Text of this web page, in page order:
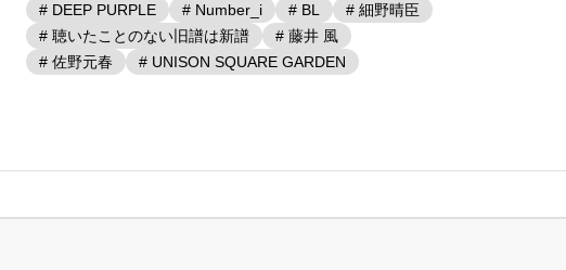
# DEEP PURPLE
# Number_i # BL
# 細野晴臣
# 聴いたことのない旧譜は新譜
# 藤井 風
# 佐野元春
# UNISON SQUARE GARDEN